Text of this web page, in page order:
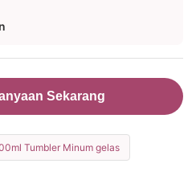
Sekarang
Tumbler Minum gelas